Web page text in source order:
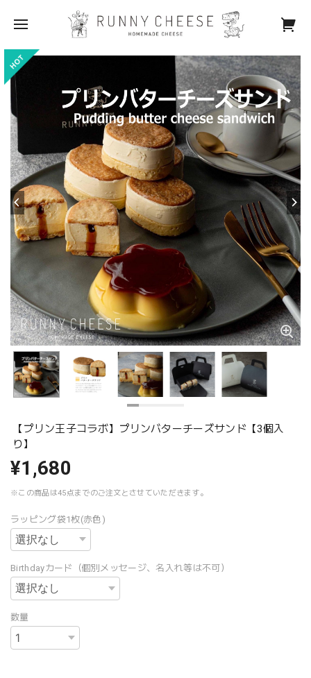
【プリン王子コラボ】プリンバターチーズサンド【3個入
り】
¥1,680
※この商品は45点までのご注文とさせていただきます。
ラッピング袋1枚(赤色)
Birthdayカード（個別メッセージ、名入れ等は不可）
数量